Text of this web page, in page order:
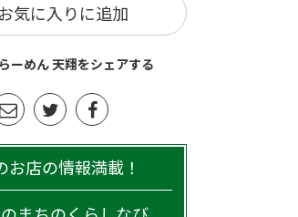
お気に入りに追加
ーめん 天翔をシェアする
お店の情報満載！